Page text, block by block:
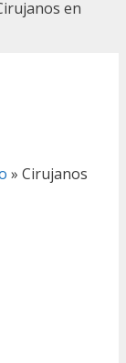
en
» Cirujanos